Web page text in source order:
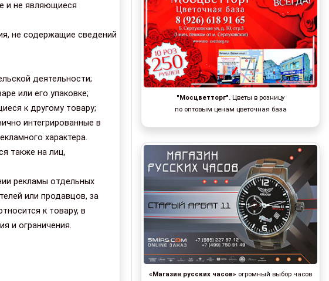
и не являющиеся
не содержащие сведений
деятельности;
или его упаковке;
к другому товару;
интегрированные в
характера.
также на лиц,
рекламы отдельных
или продавцов, за
к товару, в
и ограничения.
"Мосцветторг". Цветы в розницу
по оптовым ценам цветочная база
«Магазин русских часов» огромный выбор часов